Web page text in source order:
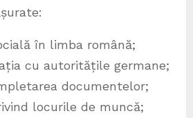
în limba română;
cu autoritățile germane;
documentelor;
locurile de muncă;